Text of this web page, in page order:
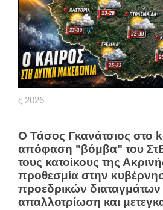
ς 2026
Ο Τάσος Γκανάτσιος στο
απόφαση "βόμβα" του ΣτΕ
τους κατοίκους της
προθεσμία στην
προεδρικών διαταγμάτων
απαλλοτρίωση και